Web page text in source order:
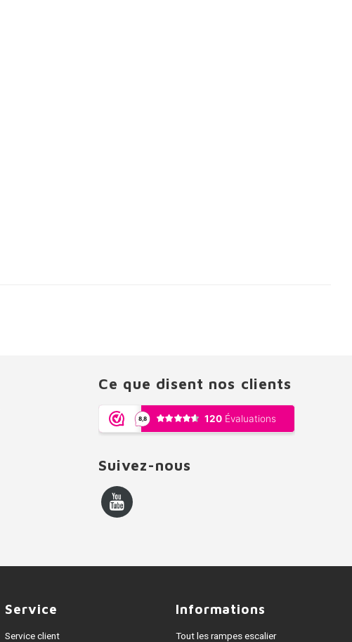
Ce que disent nos clients
Suivez-nous
Service
Service client
Informations
Tout les rampes escalier